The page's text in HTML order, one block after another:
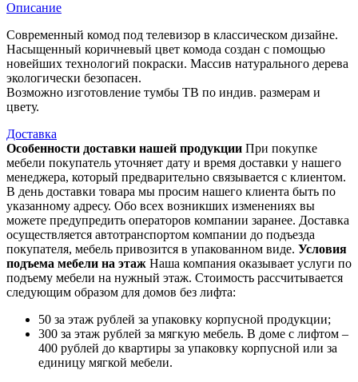
Описание
Современный комод под телевизор в классическом дизайне.
Насыщенный коричневый цвет комода создан с помощью
новейших технологий покраски. Массив натурального дерева
экологически безопасен.
Возможно изготовление тумбы ТВ по индив. размерам и
цвету.
Доставка
Особенности доставки нашей продукции При покупке
мебели покупатель уточняет дату и время доставки у нашего
менеджера, который предварительно связывается с клиентом.
В день доставки товара мы просим нашего клиента быть по
указанному адресу. Обо всех возникших изменениях вы
можете предупредить операторов компании заранее. Доставка
осуществляется автотранспортом компании до подъезда
покупателя, мебель привозится в упакованном виде. Условия
подъема мебели на этаж Наша компания оказывает услуги по
подъему мебели на нужный этаж. Стоимость рассчитывается
следующим образом для домов без лифта:
50 за этаж рублей за упаковку корпусной продукции;
300 за этаж рублей за мягкую мебель. В доме с лифтом –
400 рублей до квартиры за упаковку корпусной или за
единицу мягкой мебели.